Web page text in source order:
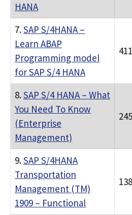
HANA
7.SAP S/4HANA –
Learn ABAP
Programming model
for SAP S/4 HANA
8.SAP S/4 HANA – What
You Need To Know
(Enterprise
Management)
9.SAP S/4HANA
Transportation
Management (TM)
1909 – Functional